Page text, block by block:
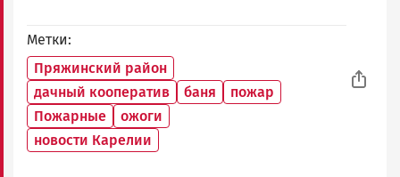
Метки
Пряжинский район
дачный кооператив
баня
пожар
Пожарные
ожоги
новости Карелии